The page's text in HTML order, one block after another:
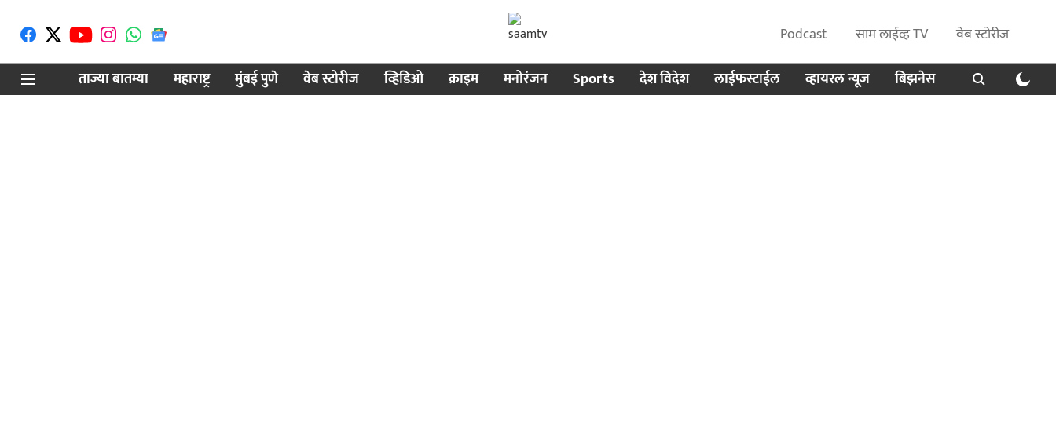
Podcast साम लाईव्ह TV
वेब स्टोरीज
ताज्या बातम्या
महाराष्ट्र मुंबई पुणे वेब स्टोरीज व्हिडिओ क्राइम मनोरंजन Sports देश विदेश लाईफस्टाईल व्हायरल न्यूज बिझनेस